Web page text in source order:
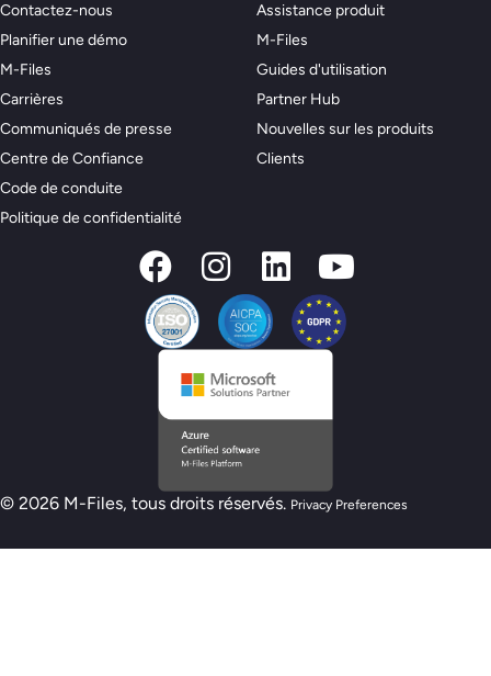
Contactez-nous
Planifier une démo
M-Files
Carrières
Communiqués de presse
Centre de Confiance
Code de conduite
Politique de confidentialité
Assistance produit
M-Files
Guides d'utilisation
Partner Hub
Nouvelles sur les produits
Clients
© 2026 M-Files, tous droits réservés. Privacy Preferences
Nouveau modèle de préparation M-Files :